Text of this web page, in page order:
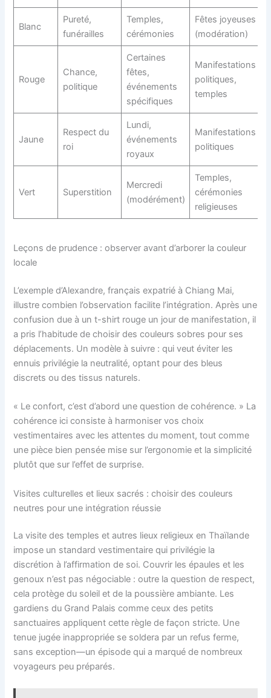
Blanc
Pureté,
funérailles
Temples,
cérémonies
Fêtes joyeuses
(modération)
Rouge
Chance,
politique
Certaines
fêtes,
événements
spécifiques
Manifestations
politiques,
temples
Jaune
Respect du
roi
Lundi,
événements
royaux
Manifestations
politiques
Vert Superstition
Mercredi
(modérément)
Temples,
cérémonies
religieuses
Leçons de prudence : observer avant d’arborer la couleur
locale
L’exemple d’Alexandre, français expatrié à Chiang Mai,
illustre combien l’observation facilite l’intégration. Après une
confusion due à un t-shirt rouge un jour de manifestation, il
a pris l’habitude de choisir des couleurs sobres pour ses
déplacements. Un modèle à suivre : qui veut éviter les
ennuis privilégie la neutralité, optant pour des bleus
discrets ou des tissus naturels.
« Le confort, c’est d’abord une question de cohérence. » La
cohérence ici consiste à harmoniser vos choix
vestimentaires avec les attentes du moment, tout comme
une pièce bien pensée mise sur l’ergonomie et la simplicité
plutôt que sur l’effet de surprise.
Visites culturelles et lieux sacrés : choisir des couleurs
neutres pour une intégration réussie
La visite des temples et autres lieux religieux en Thaïlande
impose un standard vestimentaire qui privilégie la
discrétion à l’affirmation de soi. Couvrir les épaules et les
genoux n’est pas négociable : outre la question de respect,
cela protège du soleil et de la poussière ambiante. Les
gardiens du Grand Palais comme ceux des petits
sanctuaires appliquent cette règle de façon stricte. Une
tenue jugée inappropriée se soldera par un refus ferme,
sans exception—un épisode qui a marqué de nombreux
voyageurs peu préparés.